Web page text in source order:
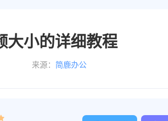
大小的详细教程
来源： 简鹿办公